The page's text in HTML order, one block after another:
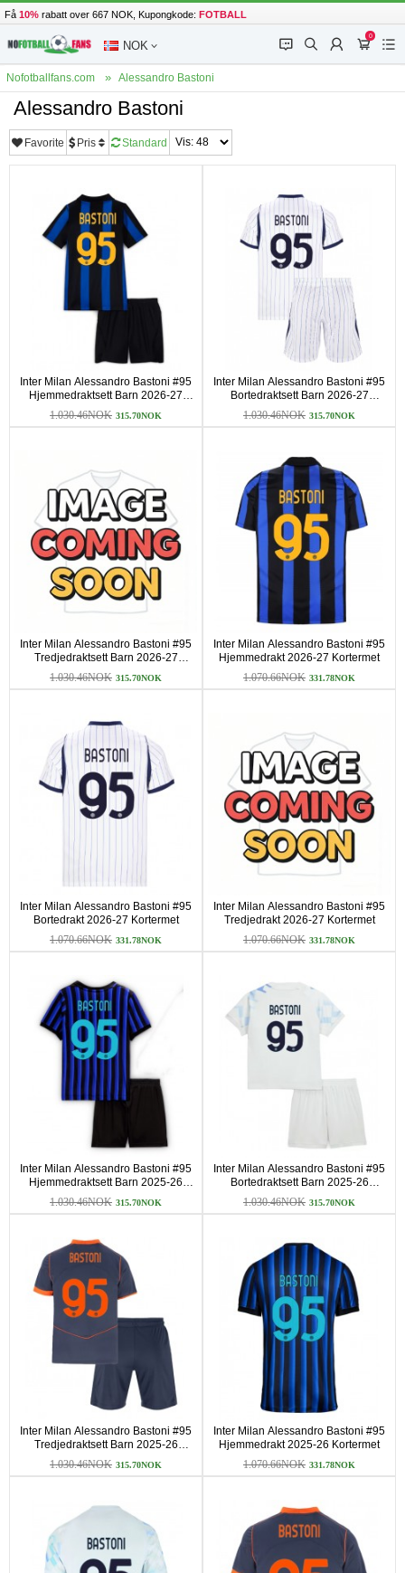
Få 10% rabatt over 667 NOK, Kupongkode: FOTBALL
NOK 󰂱 󰂨 󰃳
0
󰃦 󰃖
Nofotballfans.com Alessandro Bastoni
Alessandro Bastoni
Favorite Pris Standard
Inter Milan Alessandro Bastoni #95
Hjemmedraktsett Barn 2026-27
Kortermet (+ korte bukser)
1.030.46NOK 315.70NOK
Inter Milan Alessandro Bastoni #95
Bortedraktsett Barn 2026-27
Kortermet (+ korte bukser)
1.030.46NOK 315.70NOK
Inter Milan Alessandro Bastoni #95
Tredjedraktsett Barn 2026-27
Kortermet (+ korte bukser)
1.030.46NOK 315.70NOK
Inter Milan Alessandro Bastoni #95
Hjemmedrakt 2026-27 Kortermet
1.070.66NOK 331.78NOK
Inter Milan Alessandro Bastoni #95
Bortedrakt 2026-27 Kortermet
1.070.66NOK 331.78NOK
Inter Milan Alessandro Bastoni #95
Tredjedrakt 2026-27 Kortermet
1.070.66NOK 331.78NOK
Inter Milan Alessandro Bastoni #95
Hjemmedraktsett Barn 2025-26
Kortermet (+ korte bukser)
1.030.46NOK 315.70NOK
Inter Milan Alessandro Bastoni #95
Bortedraktsett Barn 2025-26
Kortermet (+ korte bukser)
1.030.46NOK 315.70NOK
Inter Milan Alessandro Bastoni #95
Tredjedraktsett Barn 2025-26
Kortermet (+ korte bukser)
1.030.46NOK 315.70NOK
Inter Milan Alessandro Bastoni #95
Hjemmedrakt 2025-26 Kortermet
1.070.66NOK 331.78NOK